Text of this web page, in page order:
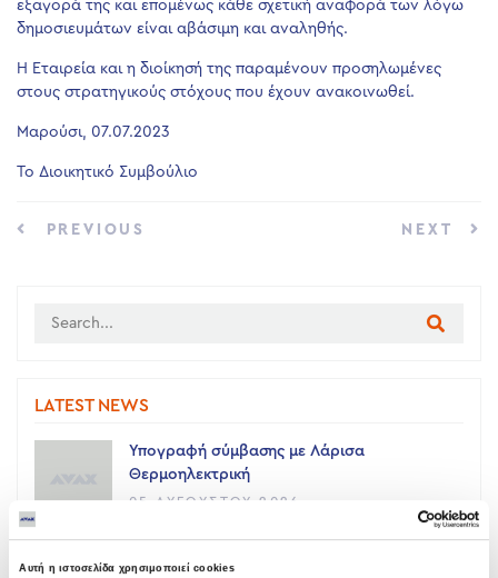
Αυτή η ιστοσελίδα χρησιμοποιεί cookies
εξαγορά της και επομένως κάθε σχετική αναφορά των λόγω
δημοσιευμάτων είναι αβάσιμη και αναληθής.
Η Εταιρεία και η διοίκησή της παραμένουν προσηλωμένες
στους στρατηγικούς στόχους που έχουν ανακοινωθεί.
Μαρούσι, 07.07.2023
Το Διοικητικό Συμβούλιο
PREVIOUS NEXT
LATEST NEWS
Υπογραφή σύμβασης με Λάρισα
Θερμοηλεκτρική
05 ΑΥΓΟΎΣΤΟΥ 2026
Όμιλος AVAX: Ανάληψη έργου κατασκευής